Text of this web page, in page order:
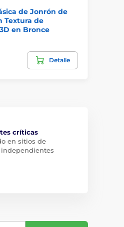
de Jonrón de
Textura de
en Bronce
Detalle
críticas
en sitios de
independientes